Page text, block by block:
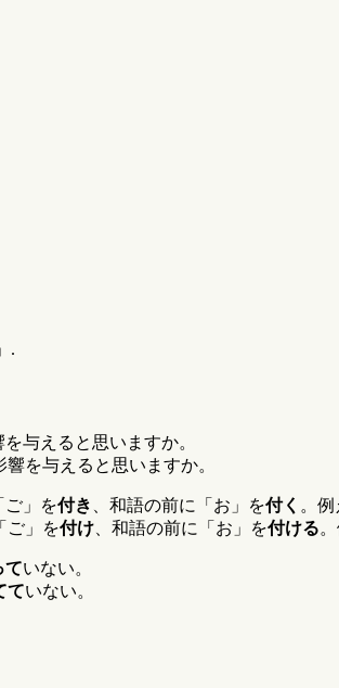
.
与えると思いますか。
響を与えると思いますか。
ご」を付き 、和語の前に「お」を付く 。
ご」を付け 、和語の前に「お」を付ける
ていない。
ていない。